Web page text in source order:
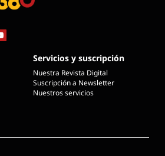
Servicios y suscripción
Nuestra Revista Digital
Suscripción a Newsletter
Nuestros servicios